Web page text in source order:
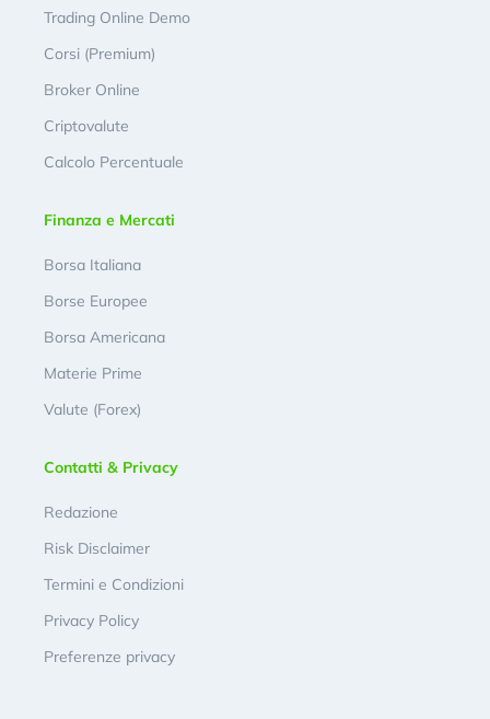
Trading Online Demo
Corsi (Premium)
Broker Online
Criptovalute
Calcolo Percentuale
Finanza e Mercati
Borsa Italiana
Borse Europee
Borsa Americana
Materie Prime
Valute (Forex)
Contatti & Privacy
Redazione
Risk Disclaimer
Termini e Condizioni
Privacy Policy
Preferenze privacy